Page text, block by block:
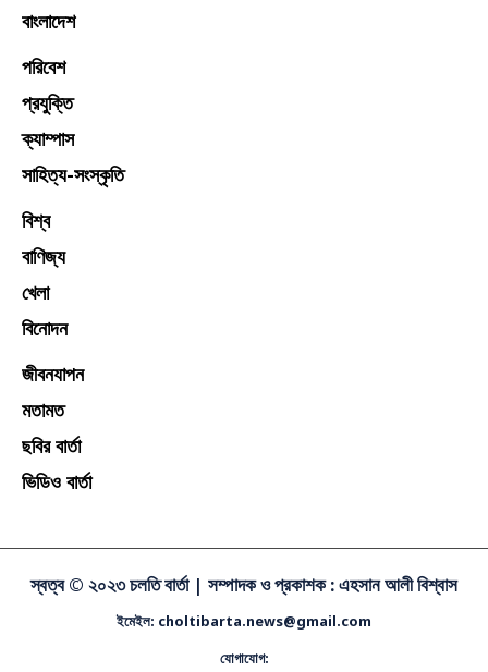
বাংলাদেশ
পরিবেশ
প্রযুক্তি
ক্যাম্পাস
সাহিত্য-সংস্কৃতি
বিশ্ব
বাণিজ্য
খেলা
বিনোদন
জীবনযাপন
মতামত
ছবির বার্তা
ভিডিও বার্তা
স্বত্ব © ২০২৩ চলতি বার্তা | সম্পাদক ও প্রকাশক : এহসান আলী বিশ্বাস
ইমেইল: choltibarta.news@gmail.com
যোগাযোগ: